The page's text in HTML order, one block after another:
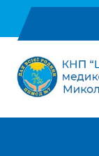
content
ЦПМСД